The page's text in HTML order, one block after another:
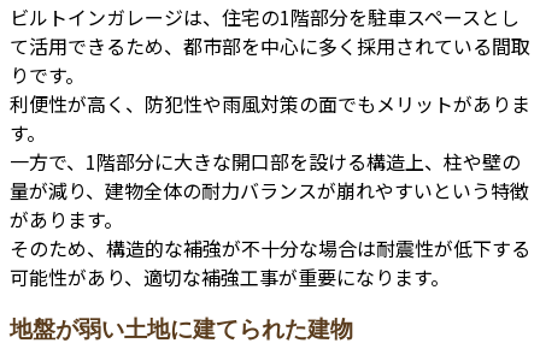
ビルトインガレージは、住宅の1階部分を駐車スペースとし
て活用できるため、都市部を中心に多く採用されている間取
りです。
利便性が高く、防犯性や雨風対策の面でもメリットがありま
す。
一方で、1階部分に大きな開口部を設ける構造上、柱や壁の
量が減り、建物全体の耐力バランスが崩れやすいという特徴
があります。
そのため、構造的な補強が不十分な場合は耐震性が低下する
可能性があり、適切な補強工事が重要になります。
地盤が弱い土地に建てられた建物